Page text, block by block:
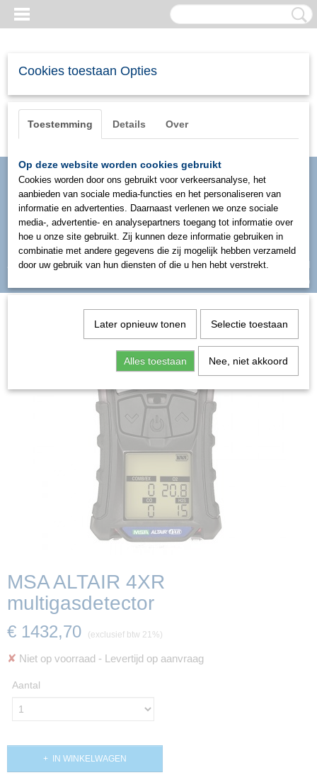
Inloggen Registreren
UW WINKELWAGEN
(0)
MSA ALTAIR 4XR
multigasdetector
€ 1432,70 (exclusief btw 21%)
✘ Niet op voorraad - Levertijd op aanvraag
Aantal
IN WINKELWAGEN
Cookies toestaan Opties
Toestemming Details Over
Op deze website worden cookies gebruikt
Cookies worden door ons gebruikt voor verkeersanalyse, het
aanbieden van sociale media-functies en het personaliseren van
informatie en advertenties. Daarnaast verlenen we onze sociale
media-, advertentie- en analysepartners toegang tot informatie over
hoe u onze site gebruikt. Zij kunnen deze informatie gebruiken in
combinatie met andere gegevens die zij mogelijk hebben verzameld
door uw gebruik van hun diensten of die u hen hebt verstrekt.
Later opnieuw tonen Selectie toestaan
Alles toestaan Nee, niet akkoord